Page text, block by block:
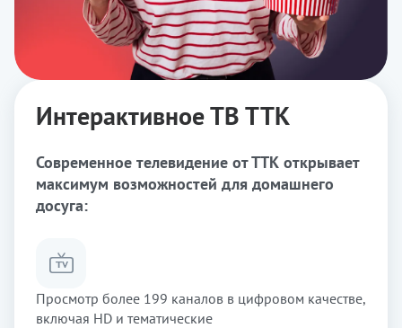
Интерактивное ТВ ТТК
Современное телевидение от ТТК открывает
максимум возможностей для домашнего
досуга:
Просмотр более 199 каналов в цифровом качестве,
включая HD и тематические